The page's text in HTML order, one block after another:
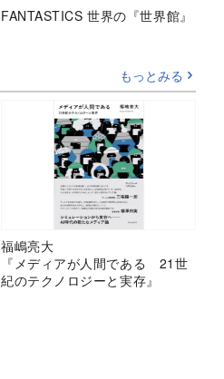
FANTASTICS 世界の『世界館』
もっとみる
福嶋亮大
『メディアが人間である 21世
紀のテクノロジーと実存』